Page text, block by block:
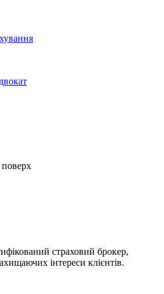
страховий брокер,
інтереси клієнтів.